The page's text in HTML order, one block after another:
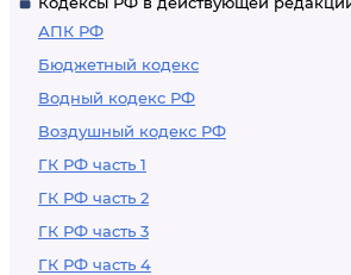
АПК РФ
Бюджетный кодекс
Водный кодекс РФ
Воздушный кодекс РФ
ГК РФ часть 1
ГК РФ часть 2
ГК РФ часть 3
ГК РФ часть 4